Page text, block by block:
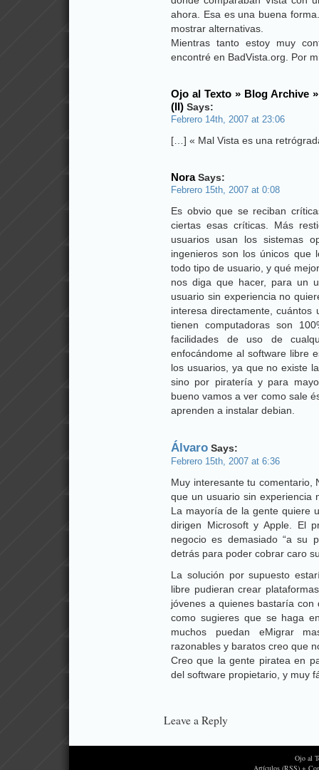
ahora. Esa es una buena
mostrar alternativas.
Mientras tanto estoy muy
encontré en BadVista.org. Por
Ojo al Texto » Blog Archive
(II) Says:
Febrero 14th, 2007 at 23:06
[…] « Mal Vista es una
NoraSays:
Febrero 15th, 2007 at 0:08
Es obvio que se reciban
ciertas esas críticas. Más
usuarios usan los sistemas
ingenieros son los únicos que
todo tipo de usuario, y qué
nos diga que hacer, para un
usuario sin experiencia no
interesa directamente,
tienen computadoras son
facilidades de uso de
enfocándome al software libre
los usuarios, ya que no existe
sino por piratería y para
bueno vamos a ver como sale
aprenden a instalar debian.
Álvaro Says:
Febrero 15th, 2007 at 6:36
Muy interesante tu comentario,
que un usuario sin experiencia
La mayoría de la gente quiere
dirigen Microsoft y Apple. El
negocio es demasiado “a su
detrás para poder cobrar caro
La solución por supuesto
libre pudieran crear
jóvenes a quienes bastaría
como sugieres que se haga
muchos puedan eMigrar
razonables y baratos creo que
Creo que la gente piratea en
del software propietario, y muy
Leave a Reply
Ojo al
Artículos (RSS) +